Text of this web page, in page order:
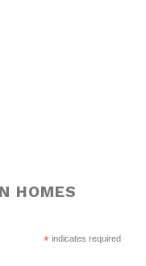
HOMES
*indicates required